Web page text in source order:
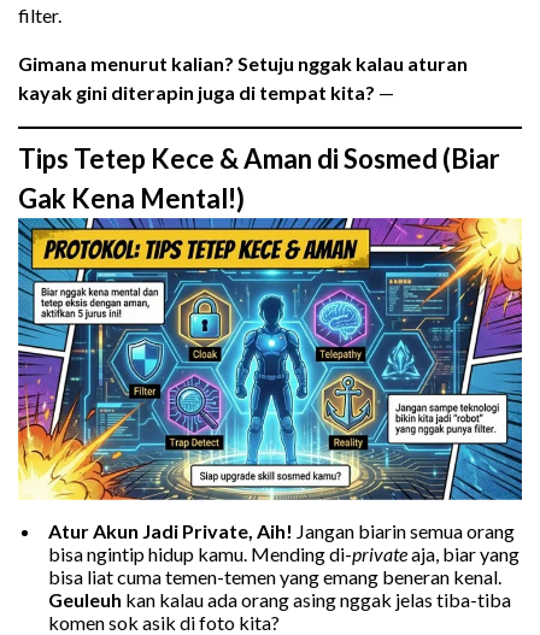
filter.
Gimana menurut kalian? Setuju nggak kalau aturan
kayak gini diterapin juga di tempat kita? —
Tips Tetep Kece & Aman di Sosmed (Biar
Gak Kena Mental!)
Atur Akun Jadi Private, Aih! Jangan biarin semua orang
bisa ngintip hidup kamu. Mending di-privateaja, biar yang
bisa liat cuma temen-temen yang emang beneran kenal.
Geuleuh kan kalau ada orang asing nggak jelas tiba-tiba
komen sok asik di foto kita?